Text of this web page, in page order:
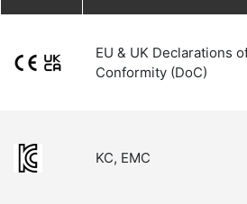
EU & UK Declarations
Conformity (DoC)
KC, EMC